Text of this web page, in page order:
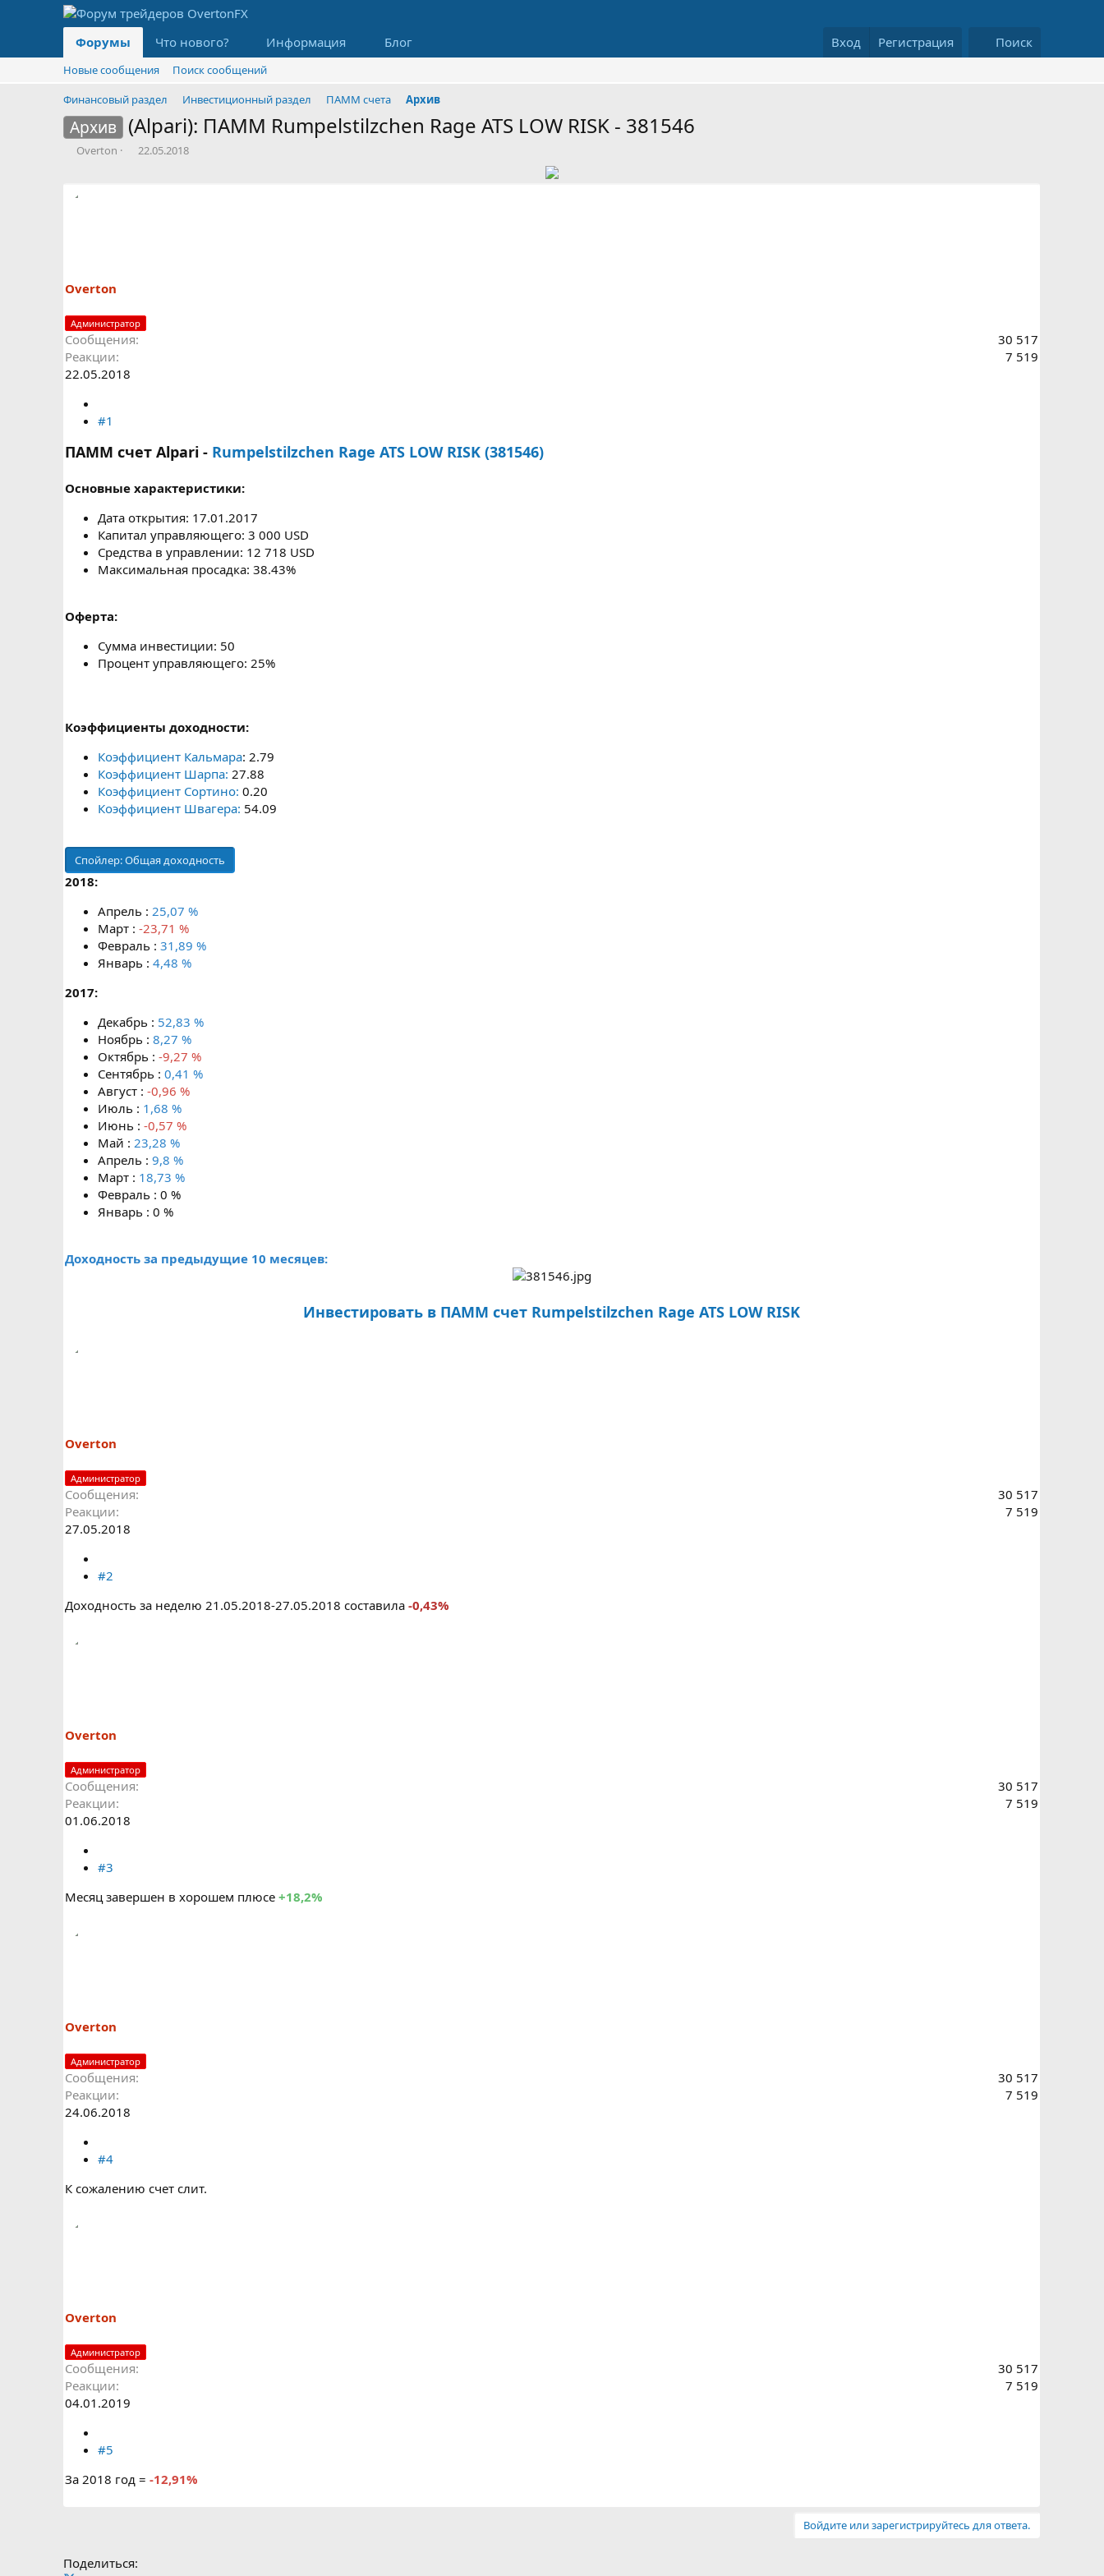
Форумы Что нового? Информация Блог Вход Регистрация Поиск
Новые сообщения
Поиск сообщений
Финансовый раздел
Инвестиционный раздел ПАММ счета Архив
Архив (Alpari): ПАММ Rumpelstilzchen Rage ATS LOW RISK - 381546
А
о
Overton
Д
22.05.2018
Overton
Администратор
Сообщения
30 517
Реакции
7 519
22.05.2018
#1
ПАММ счет Alpari - Rumpelstilzchen Rage ATS LOW RISK (381546)
Основные характеристики:
Дата открытия: 17.01.2017
Капитал управляющего: 3 000 USD
Средства в управлении: 12 718 USD
Максимальная просадка: 38.43%
Оферта:
Сумма инвестиции: 50
Процент управляющего: 25%
Коэффициенты доходности:
Коэффициент Кальмара: 2.79
Коэффициент Шарпа: 27.88
Коэффициент Сортино: 0.20
Коэффициент Швагера: 54.09
Спойлер:Общая доходность
2018:
Апрель : 25,07 %
Март :-23,71 %
Февраль :31,89 %
Январь :4,48 %
2017:
Декабрь : 52,83 %
Ноябрь :8,27 %
Октябрь :-9,27 %
Сентябрь :0,41 %
Август :-0,96 %
Июль : 1,68 %
Июнь :-0,57 %
Май : 23,28 %
Апрель :9,8 %
Март : 18,73 %
Февраль : 0 %
Январь : 0 %
Доходность за предыдущие 10 месяцев:
Инвестировать в ПАММ счет Rumpelstilzchen Rage ATS LOW RISK
Overton
Администратор
Сообщения
30 517
Реакции
7 519
27.05.2018
#2
Доходность за неделю 21.05.2018-27.05.2018 составила-0,43%
Overton
Администратор
Сообщения
30 517
Реакции
7 519
01.06.2018
#3
Месяц завершен в хорошем плюсе+18,2%
Overton
Администратор
Сообщения
30 517
Реакции
7 519
24.06.2018
#4
К сожалению счет слит.
Overton
Администратор
Сообщения
30 517
Реакции
7 519
04.01.2019
#5
За 2018 год =-12,91%
Войдите или зарегистрируйтесь для ответа.
Поделиться: